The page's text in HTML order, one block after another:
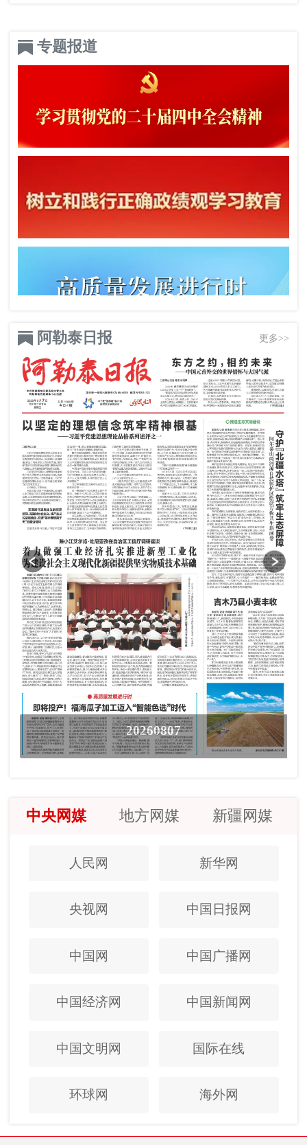
专题报道
阿勒泰日报 更多>>
20260807
中央网媒 地方网媒 新疆网媒
人民网 新华网
央视网 中国日报网
中国网 中国广播网
中国经济网 中国新闻网
中国文明网 国际在线
环球网 海外网